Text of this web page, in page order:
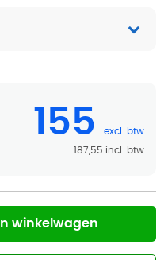
155
187,55
In winkelwagen